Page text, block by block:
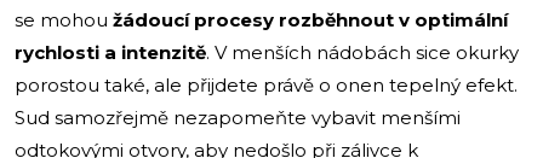
se mohou žádoucí procesy rozběhnout v optimální
rychlosti a intenzitě. V menších nádobách sice okurky
porostou také, ale přijdete právě o onen tepelný efekt.
Sud samozřejmě nezapomeňte vybavit menšími
odtokovými otvory, aby nedošlo při zálivce k